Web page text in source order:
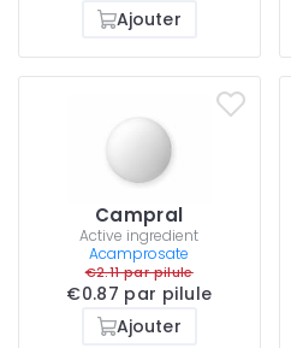
Ajouter
Campral
Active ingredient
Acamprosate
€2.11 par pilule
€0.87 par pilule
Ajouter